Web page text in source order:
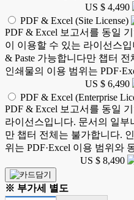
US $ 4,490
PDF & Excel (Site License)
PDF & Excel 보고서를 동일
이 이용할 수 있는 라이선스
& Paste 가능합니다만 챕터
인쇄물의 이용 범위는
US $ 6,490
PDF & Excel (Enterprise
PDF & Excel 보고서를 동일
라이선스입니다. 문서의 일부
만 챕터 전체는 불가합니다.
위는 PDF·Excel 이용 범위와
US $ 8,490
※ 부가세 별도